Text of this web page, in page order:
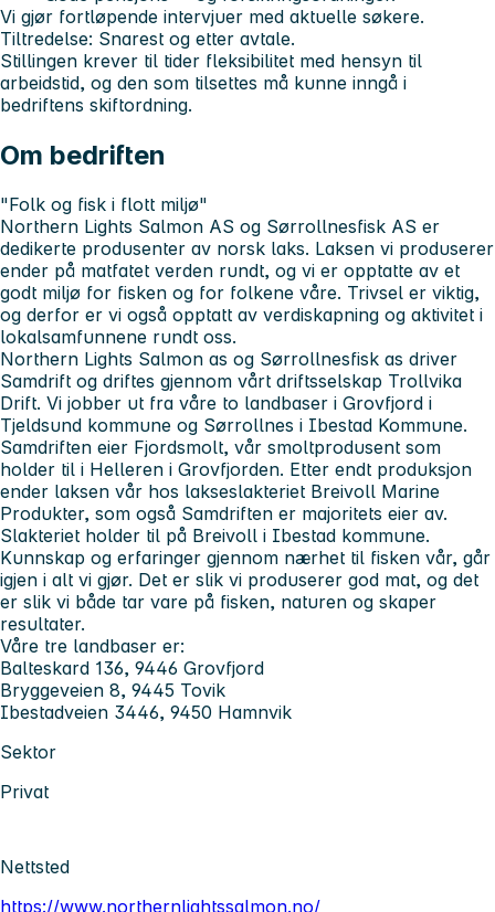
Vi gjør fortløpende intervjuer med aktuelle søkere.
Tiltredelse: Snarest og etter avtale.
Stillingen krever til tider fleksibilitet med hensyn til
arbeidstid, og den som tilsettes må kunne inngå i
bedriftens skiftordning.
Om bedriften
"Folk og fisk i flott miljø"
Northern Lights Salmon AS og Sørrollnesfisk AS er
dedikerte produsenter av norsk laks. Laksen vi produserer
ender på matfatet verden rundt, og vi er opptatte av et
godt miljø for fisken og for folkene våre. Trivsel er viktig,
og derfor er vi også opptatt av verdiskapning og aktivitet i
lokalsamfunnene rundt oss.
Northern Lights Salmon as og Sørrollnesfisk as driver
Samdrift og driftes gjennom vårt driftsselskap Trollvika
Drift. Vi jobber ut fra våre to landbaser i Grovfjord i
Tjeldsund kommune og Sørrollnes i Ibestad Kommune.
Samdriften eier Fjordsmolt, vår smoltprodusent som
holder til i Helleren i Grovfjorden. Etter endt produksjon
ender laksen vår hos lakseslakteriet Breivoll Marine
Produkter, som også Samdriften er majoritets eier av.
Slakteriet holder til på Breivoll i Ibestad kommune.
Kunnskap og erfaringer gjennom nærhet til fisken vår, går
igjen i alt vi gjør. Det er slik vi produserer god mat, og det
er slik vi både tar vare på fisken, naturen og skaper
resultater.
Våre tre landbaser er:
Balteskard 136, 9446 Grovfjord
Bryggeveien 8, 9445 Tovik
Ibestadveien 3446, 9450 Hamnvik
Sektor
Privat
Nettsted
https://www.northernlightssalmon.no/